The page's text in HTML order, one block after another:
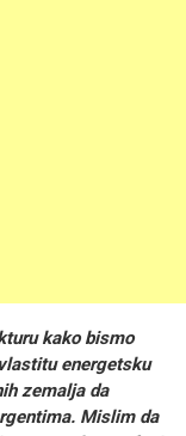
kako bismo
energetsku
zemalja da
Mislim da